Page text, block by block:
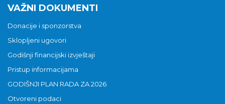
VAŽNI DOKUMENTI
Donacije i sponzorstva
Sklopljeni ugovori
Godišnji financijski izvještaji
Pristup informacijama
GODIŠNJI PLAN RADA ZA 2026
Otvoreni podaci